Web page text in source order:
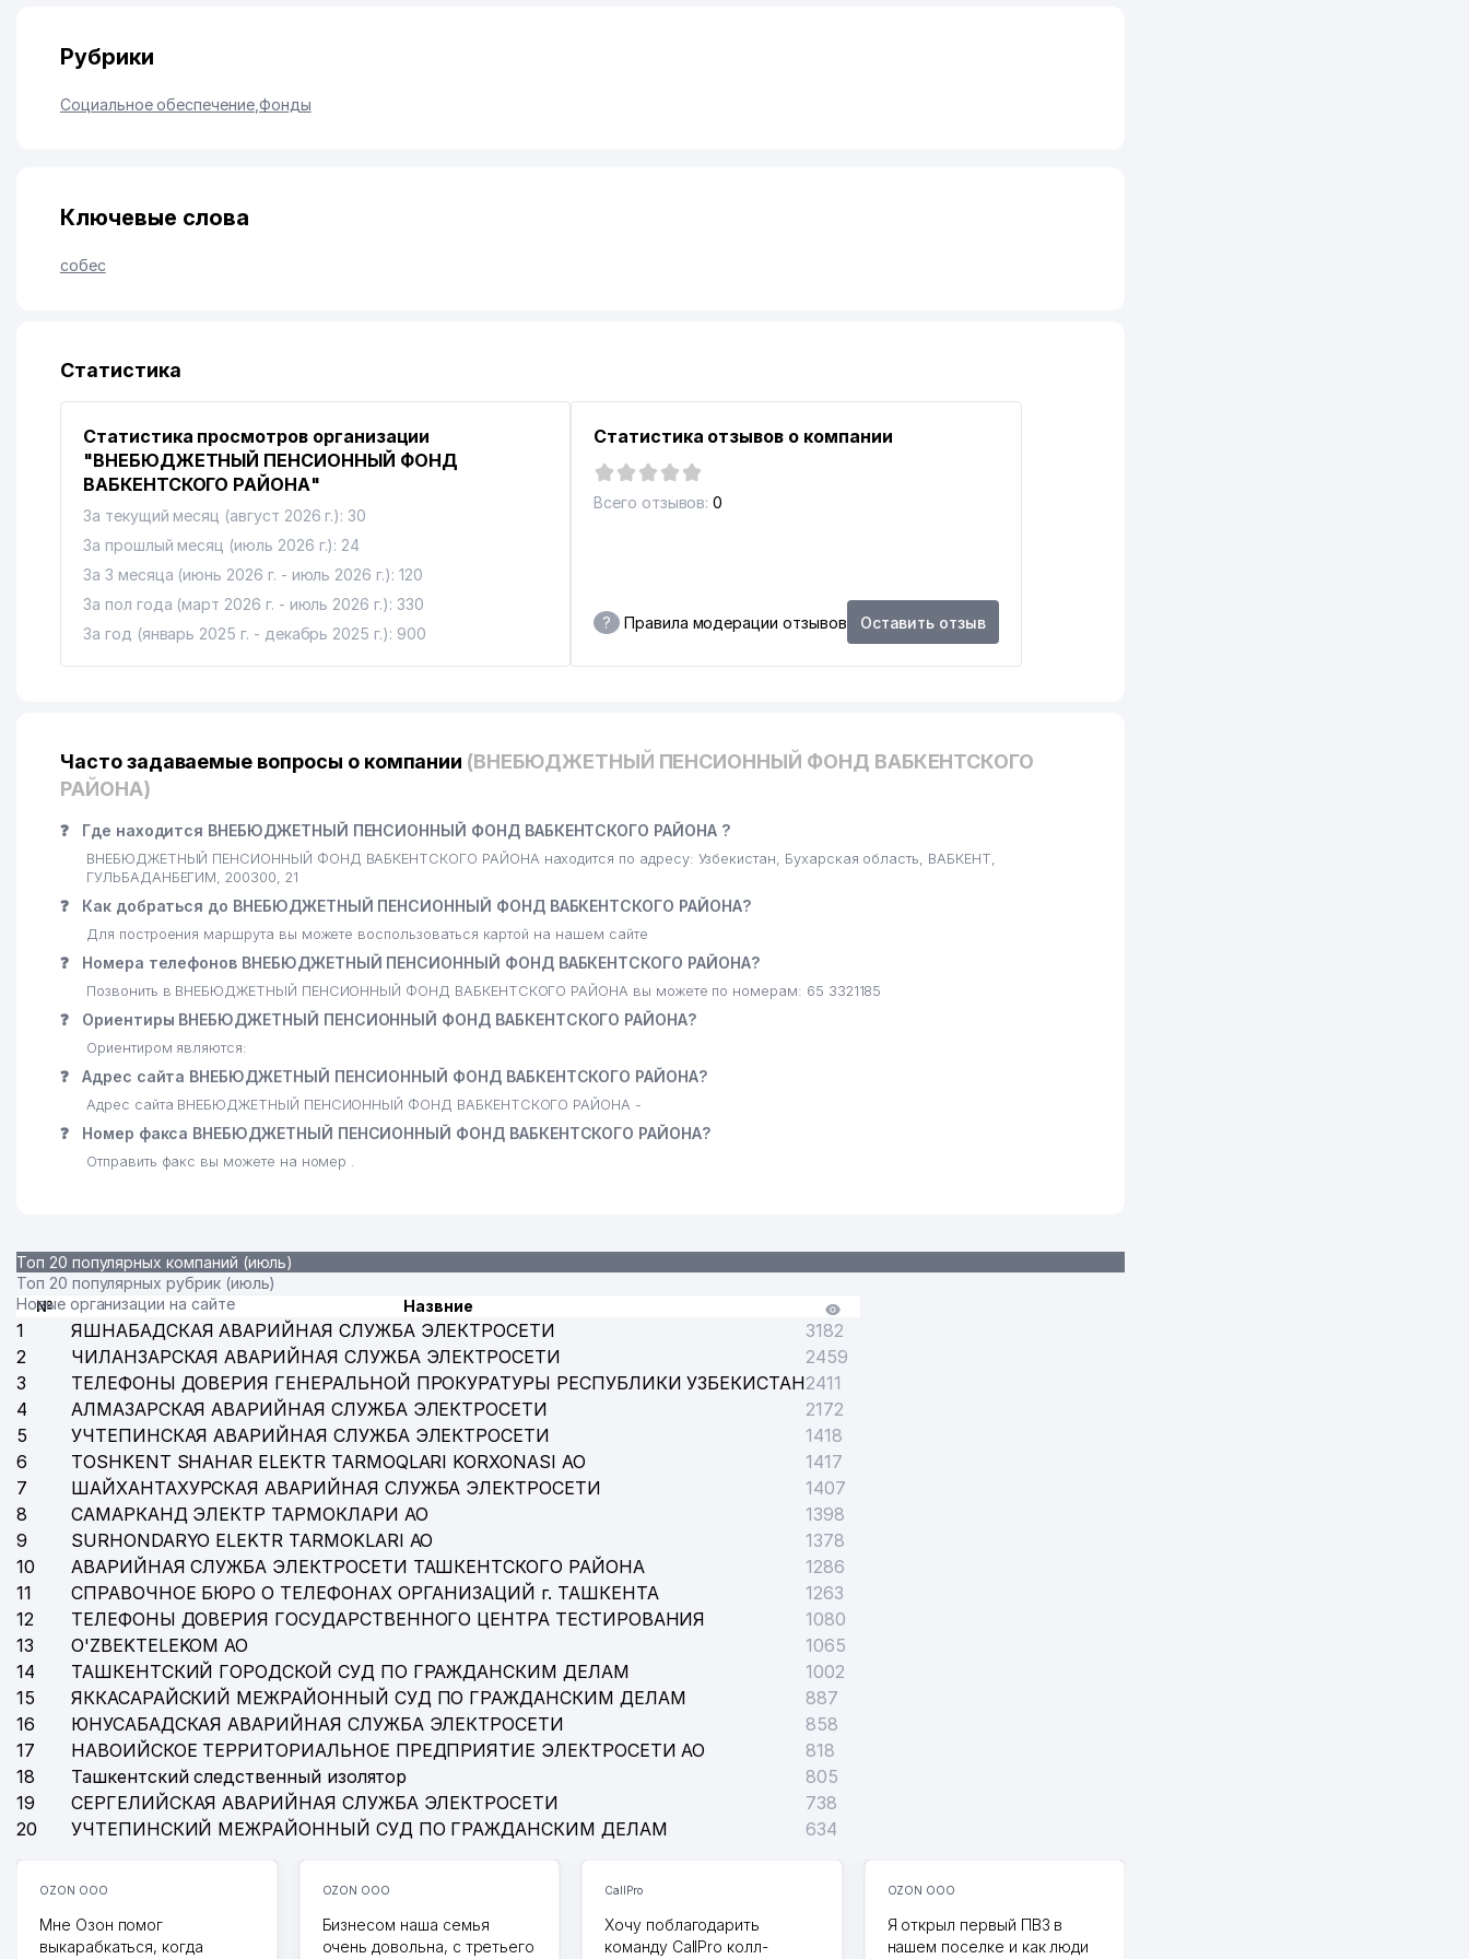
Рубрики
Социальное обеспечение, Фонды
Ключевые слова
собес
Статистика
Статистика просмотров организации
"ВНЕБЮДЖЕТНЫЙ ПЕНСИОННЫЙ ФОНД
ВАБКЕНТСКОГО РАЙОНА"
За текущий месяц (август 2026 г.): 30
За прошлый месяц (июль 2026 г.): 24
За 3 месяца (июнь 2026 г. - июль 2026 г.): 120
За пол года (март 2026 г. - июль 2026 г.): 330
За год (январь 2025 г. - декабрь 2025 г.): 900
Статистика отзывов о компании
Всего отзывов: 0
? Правила модерации отзывов Оставить отзыв
Часто задаваемые вопросы о компании (ВНЕБЮДЖЕТНЫЙ ПЕНСИОННЫЙ ФОНД ВАБКЕНТСКОГО
РАЙОНА)
❓ Где находится ВНЕБЮДЖЕТНЫЙ ПЕНСИОННЫЙ ФОНД ВАБКЕНТСКОГО РАЙОНА ?
ВНЕБЮДЖЕТНЫЙ ПЕНСИОННЫЙ ФОНД ВАБКЕНТСКОГО РАЙОНА находится по адресу: Узбекистан, Бухарская область, ВАБКЕНТ,
ГУЛЬБАДАНБЕГИМ, 200300, 21
❓ Как добраться до ВНЕБЮДЖЕТНЫЙ ПЕНСИОННЫЙ ФОНД ВАБКЕНТСКОГО РАЙОНА?
Для построения маршрута вы можете воспользоваться картой на нашем сайте
❓ Номера телефонов ВНЕБЮДЖЕТНЫЙ ПЕНСИОННЫЙ ФОНД ВАБКЕНТСКОГО РАЙОНА?
Позвонить в ВНЕБЮДЖЕТНЫЙ ПЕНСИОННЫЙ ФОНД ВАБКЕНТСКОГО РАЙОНА вы можете по номерам: 65 3321185
❓ Ориентиры ВНЕБЮДЖЕТНЫЙ ПЕНСИОННЫЙ ФОНД ВАБКЕНТСКОГО РАЙОНА?
Ориентиром являются:
❓ Адрес сайта ВНЕБЮДЖЕТНЫЙ ПЕНСИОННЫЙ ФОНД ВАБКЕНТСКОГО РАЙОНА?
Адрес сайта ВНЕБЮДЖЕТНЫЙ ПЕНСИОННЫЙ ФОНД ВАБКЕНТСКОГО РАЙОНА -
❓ Номер факса ВНЕБЮДЖЕТНЫЙ ПЕНСИОННЫЙ ФОНД ВАБКЕНТСКОГО РАЙОНА?
Отправить факс вы можете на номер .
Топ 20 популярных компаний (июль)
Топ 20 популярных рубрик (июль)
Новые организации на сайте
№ Назвние
1 ЯШНАБАДСКАЯ АВАРИЙНАЯ СЛУЖБА ЭЛЕКТРОСЕТИ
3182
2
ЧИЛАНЗАРСКАЯ АВАРИЙНАЯ СЛУЖБА ЭЛЕКТРОСЕТИ
2459
3
ТЕЛЕФОНЫ ДОВЕРИЯ ГЕНЕРАЛЬНОЙ ПРОКУРАТУРЫ РЕСПУБЛИКИ УЗБЕКИСТАН2411
4
АЛМАЗАРСКАЯ АВАРИЙНАЯ СЛУЖБА ЭЛЕКТРОСЕТИ
2172
5
УЧТЕПИНСКАЯ АВАРИЙНАЯ СЛУЖБА ЭЛЕКТРОСЕТИ
1418
6
TOSHKENT SHAHAR ELEKTR TARMOQLARI KORXONASI АО
1417
7
ШАЙХАНТАХУРСКАЯ АВАРИЙНАЯ СЛУЖБА ЭЛЕКТРОСЕТИ
1407
8
САМАРКАНД ЭЛЕКТР ТАРМОКЛАРИ АО
1398
9
SURHONDARYO ELEKTR TARMOKLARI АО
1378
10
АВАРИЙНАЯ СЛУЖБА ЭЛЕКТРОСЕТИ ТАШКЕНТСКОГО РАЙОНА
1286
11
СПРАВОЧНОЕ БЮРО О ТЕЛЕФОНАХ ОРГАНИЗАЦИЙ г. ТАШКЕНТА
1263
12
ТЕЛЕФОНЫ ДОВЕРИЯ ГОСУДАРСТВЕННОГО ЦЕНТРА ТЕСТИРОВАНИЯ
1080
13
O'ZBEKTELEKOM АО
1065
14
ТАШКЕНТСКИЙ ГОРОДСКОЙ СУД ПО ГРАЖДАНСКИМ ДЕЛАМ
1002
15
ЯККАСАРАЙСКИЙ МЕЖРАЙОННЫЙ СУД ПО ГРАЖДАНСКИМ ДЕЛАМ
887
16
ЮНУСАБАДСКАЯ АВАРИЙНАЯ СЛУЖБА ЭЛЕКТРОСЕТИ
858
17
НАВОИЙСКОЕ ТЕРРИТОРИАЛЬНОЕ ПРЕДПРИЯТИЕ ЭЛЕКТРОСЕТИ АО
818
18
Ташкентский следственный изолятор
805
19
СЕРГЕЛИЙСКАЯ АВАРИЙНАЯ СЛУЖБА ЭЛЕКТРОСЕТИ
738
20
УЧТЕПИНСКИЙ МЕЖРАЙОННЫЙ СУД ПО ГРАЖДАНСКИМ ДЕЛАМ 634
OZON ООО
Мне Озон помог
выкарабкаться, когда
OZON ООО
Бизнесом наша семья
очень довольна, с третьего
CallPro
Хочу поблагодарить
команду CallPro колл-
OZON ООО
Я открыл первый ПВЗ в
нашем поселке и как люди